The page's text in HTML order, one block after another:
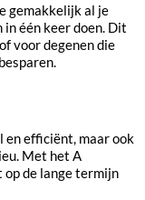
gemakkelijk al je
in één keer doen. Dit
voor degenen die
en efficiënt, maar ook
Met het A
op de lange termijn